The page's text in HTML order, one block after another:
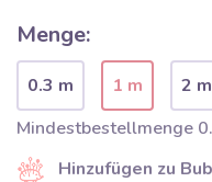
Menge:
0.3 m 1 m
2 m
Mindestbestellmenge
Hinzufügen zu